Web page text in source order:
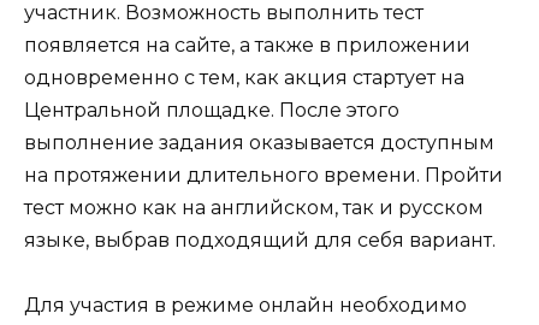
участник. Возможность выполнить тест
появляется на сайте, а также в приложении
одновременно с тем, как акция стартует на
Центральной площадке. После этого
выполнение задания оказывается доступным
на протяжении длительного времени. Пройти
тест можно как на английском, так и русском
языке, выбрав подходящий для себя вариант.
Для участия в режиме онлайн необходимо